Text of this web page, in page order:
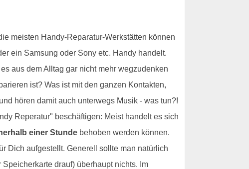
meisten Handy-Reparatur-Werkstätten können
ein Samsung oder Sony etc. Handy handelt.
aus dem Alltag gar nicht mehr wegzudenken
ist? Was ist mit den ganzen Kontakten,
hören damit auch unterwegs Musik - was tun?!
Reperatur" beschäftigen: Meist handelt es sich
einer Stundebehoben werden können.
Dich aufgestellt. Generell sollte man natürlich
drauf) überhaupt nichts. Im